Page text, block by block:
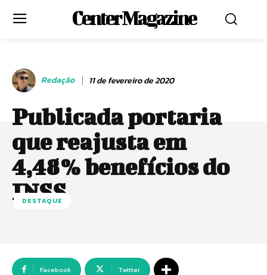
Center Magazine
Redação 11 de fevereiro de 2020
Publicada portaria
que reajusta em
4,48% benefícios do
INSS
DESTAQUE
Facebook Twitter